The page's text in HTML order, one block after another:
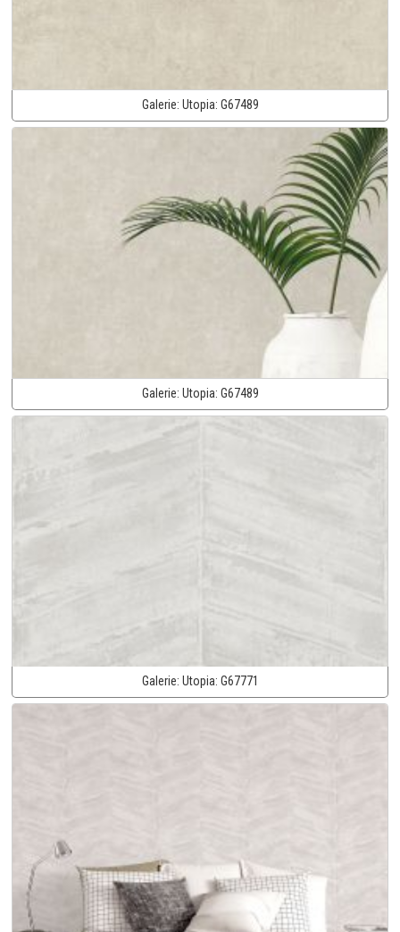
Galerie: Utopia: G67489
Galerie: Utopia: G67489
Galerie: Utopia: G67771